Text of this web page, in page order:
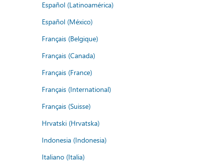
Español (Latinoamérica)
Español (México)
Français (Belgique)
Français (Canada)
Français (France)
Français (International)
Français (Suisse)
Hrvatski (Hrvatska)
Indonesia (Indonesia)
Italiano (Italia)